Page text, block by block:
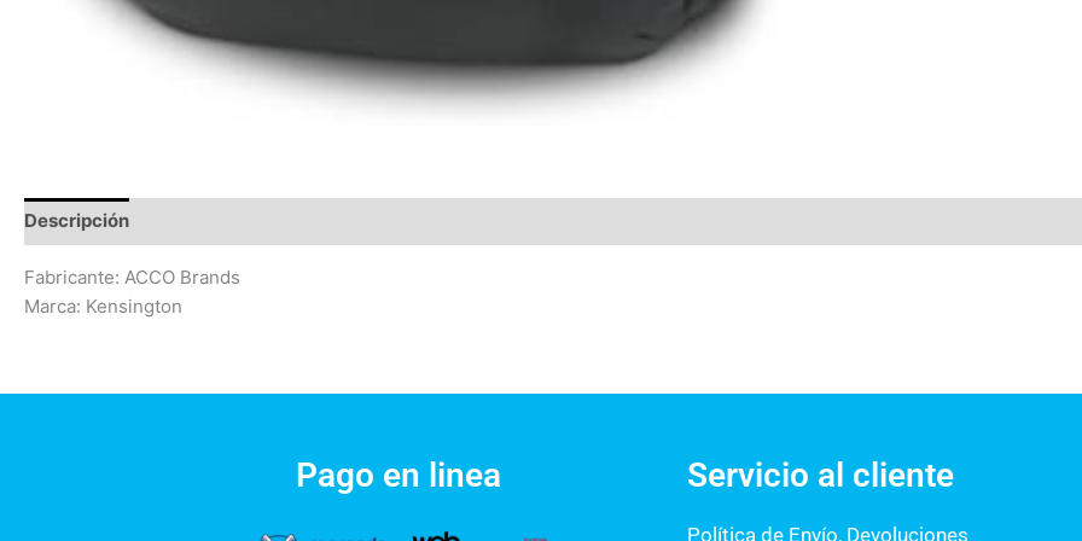
Descripción
Fabricante: ACCO Brands
Marca: Kensington
Pago en linea Servicio al cliente
Política de Envío, Devoluciones